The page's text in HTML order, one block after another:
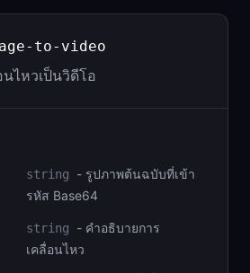
to-video
ไหวเป็นวิดีโอ
string - รูปภาพต้นฉบับที่เข้า
รหัส Base64
string - คำอธิบายการ
เคลื่อนไหว